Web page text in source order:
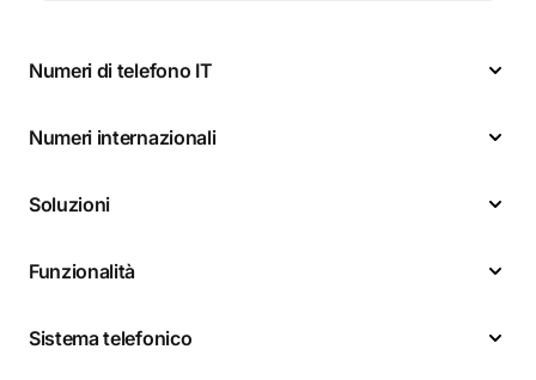
Numeri di telefono IT
Numeri internazionali
Soluzioni
Funzionalità
Sistema telefonico